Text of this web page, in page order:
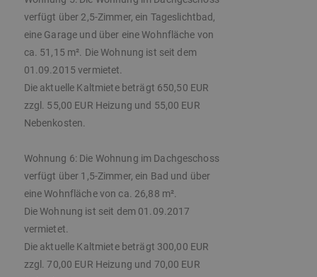
verfügt über 2,5-Zimmer, ein Tageslichtbad,
eine Garage und über eine Wohnfläche von
ca. 51,15 m². Die Wohnung ist seit dem
01.09.2015 vermietet.
Die aktuelle Kaltmiete beträgt 650,50 EUR
zzgl. 55,00 EUR Heizung und 55,00 EUR
Nebenkosten.
Wohnung 6: Die Wohnung im Dachgeschoss
verfügt über 1,5-Zimmer, ein Bad und über
eine Wohnfläche von ca. 26,88 m².
Die Wohnung ist seit dem 01.09.2017
vermietet.
Die aktuelle Kaltmiete beträgt 300,00 EUR
zzgl. 70,00 EUR Heizung und 70,00 EUR